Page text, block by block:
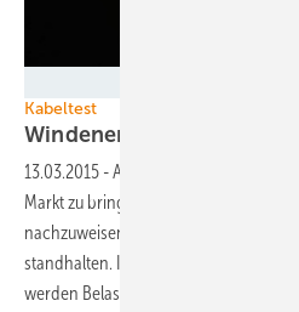
Kabeltest
Windenergieanlagen im
13.03.2015 -Allein Qualitätsprodukte
Markt zu bringen, reicht heute nicht
nachzuweisen, dass diese
standhalten. In einer Testanlage bei
werden Belastungstests für tordierbare